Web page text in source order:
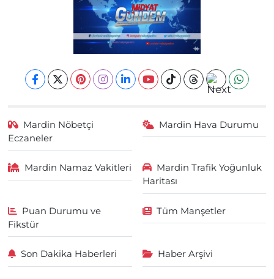
Mardin Nöbetçi
Eczaneler
Mardin Hava Durumu
Mardin Namaz Vakitleri
Mardin Trafik Yoğunluk
Haritası
Puan Durumu ve
Fikstür
Tüm Manşetler
Son Dakika Haberleri Haber Arşivi